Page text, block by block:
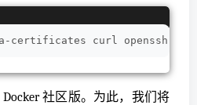
certificates curl openssh-
社区版。为此，我们将